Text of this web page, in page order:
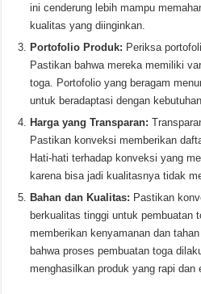
ini cenderung lebih mampu
kualitas yang diinginkan.
Portofolio Produk: Periksa
Pastikan bahwa mereka memiliki
toga. Portofolio yang beragam
untuk beradaptasi dengan
Harga yang Transparan:
Pastikan konveksi memberikan
Hati-hati terhadap konveksi yang
karena bisa jadi kualitasnya tidak
Bahan dan Kualitas: Pastikan
berkualitas tinggi untuk pembuatan
memberikan kenyamanan dan
bahwa proses pembuatan toga
menghasilkan produk yang rapi dan